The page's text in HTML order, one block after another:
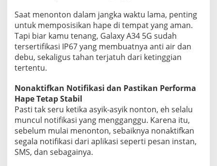
Saat menonton dalam jangka waktu lama, penting
untuk memposisikan hape di tempat yang aman.
Tapi biar kamu tenang, Galaxy A34 5G sudah
tersertifikasi IP67 yang membuatnya anti air dan
debu, sekaligus tahan terjatuh dari ketinggian
tertentu.
Nonaktifkan Notifikasi dan Pastikan Performa
Hape Tetap Stabil
Pasti tak seru ketika asyik-asyik nonton, eh selalu
muncul notifikasi yang mengganggu. Karena itu,
sebelum mulai menonton, sebaiknya nonaktifkan
segala notifikasi dari aplikasi seperti pesan instan,
SMS, dan sebagainya.